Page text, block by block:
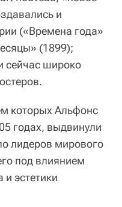
и
(«Времена года»
(1899);
сейчас широко
которых Альфонс
годах, выдвинули
лидеров мирового
под влиянием
и эстетики